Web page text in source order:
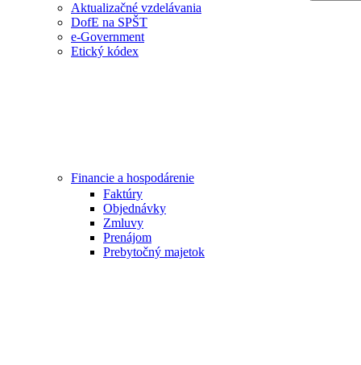
Aktualizačné vzdelávania
DofE na SPŠT
e-Government
Etický kódex
Financie a hospodárenie
Faktúry
Objednávky
Zmluvy
Prenájom
Prebytočný majetok